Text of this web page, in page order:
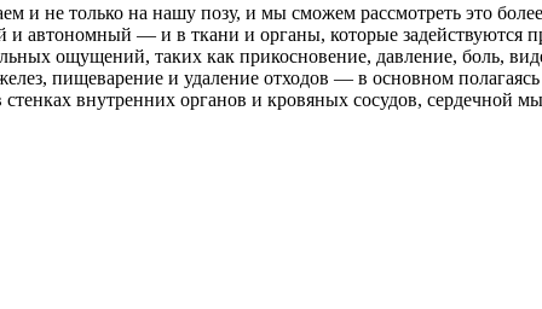
и не только на нашу позу, и мы сможем рассмотреть это
автономный — и в ткани и органы, которые задействуются
ощущений, таких как прикосновение, давление, боль,
пищеварение и удаление отходов — в основном
внутренних органов и кровяных сосудов, сердечной